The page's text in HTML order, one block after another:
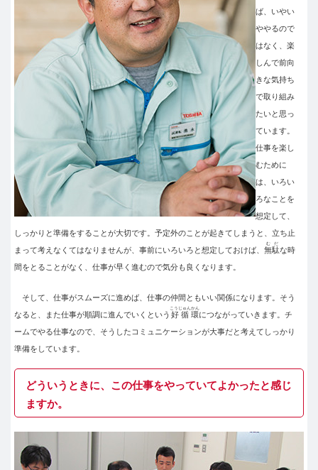
ば、いやい
ややるので
はなく、楽
しんで前向
きな気持ち
で取り組み
たいと思っ
ています。
仕事を楽し
むために
は、いろい
ろなことを
想定して、
しっかりと準備をすることが大切です。予定外のことが起きてしまうと、立ち止
まって考えなくてはなりませんが、事前にいろいろと想定しておけば、 無駄
むだ
な時
間をとることがなく、仕事が早く進むので気分も良くなります。
そして、仕事がスムーズに進めば、仕事の仲間ともいい関係になります。そう
なると、また仕事が順調に進んでいくという 好循環
こうじゅんかん
につながっていきます。チ
ームでやる仕事なので、そうしたコミュニケーションが大事だと考えてしっかり
準備をしています。
どういうときに、この仕事をやっていてよかったと感じ
ますか。